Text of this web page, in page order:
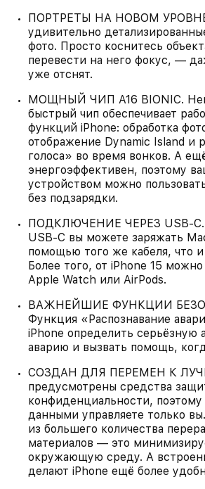
ПОРТРЕТЫ НА НОВОМ УРОВНЕ.
удивительно
фото. Просто коснитесь
перевести на него фокус, —
уже отснят.
МОЩНЫЙ ЧИП A16 BIONIC.
быстрый чип обеспечивает
функций iPhone: обработка
отображение Dynamic Island и
голоса» во время вонков. А
энергоэффективен, поэтому
устройством можно
без подзарядки.
ПОДКЛЮЧЕНИЕ ЧЕРЕЗ USB‑C.
USB‑C вы можете заряжать
помощью того же кабеля, что и
Более того, от iPhone 15
Apple Watch или AirPods.
ВАЖНЕЙШИЕ ФУНКЦИИ
Функция «Распознавание
iPhone определить серьёзную
аварию и вызвать помощь,
СОЗДАН ДЛЯ ПЕРЕМЕН К
предусмотрены средства
конфиденциальности,
данными управляете только
из большего количества
материалов — это
окружающую среду. А
делают iPhone ещё более